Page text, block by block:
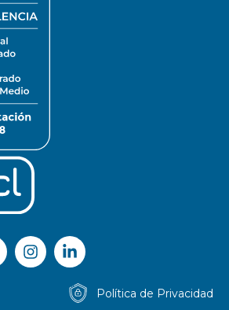
Política de Privacidad